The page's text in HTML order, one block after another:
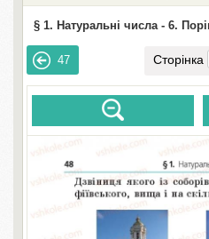
§ 1. Натуральні числа - 6.
47 Сторінка